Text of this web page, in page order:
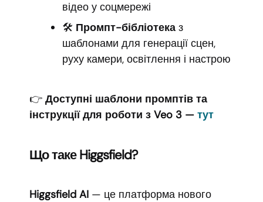
відео у соцмережі
🛠 Промпт-бібліотека з
шаблонами для генерації сцен,
руху камери, освітлення і настрою
👉 Доступні шаблони промптів та
інструкції для роботи з Veo 3 — тут
Що таке Higgsfield?
Higgsfield AI — це платформа нового